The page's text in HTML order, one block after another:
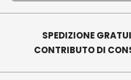
SPEDIZIONE
CONTRIBUTO DI